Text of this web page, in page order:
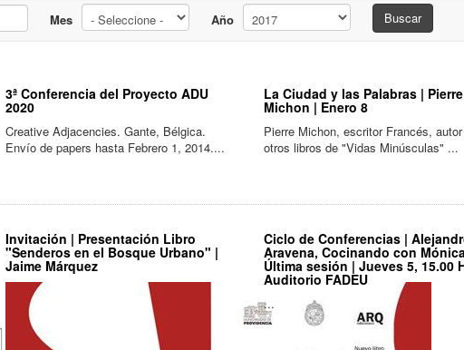
Mes Año Buscar
3ª Conferencia del Proyecto ADU
2020
Creative Adjacencies. Gante, Bélgica.
Envío de papers hasta Febrero 1, 2014....
La Ciudad y las Palabras | Pierre
Michon | Enero 8
Pierre Michon, escritor Francés,
otros libros de "Vidas Minúsculas" ...
Invitación | Presentación Libro
"Senderos en el Bosque Urbano" |
Jaime Márquez
Ciclo de Conferencias |
Aravena, Cocinando con
Última sesión | Jueves 5, 15.00
Auditorio FADEU
...